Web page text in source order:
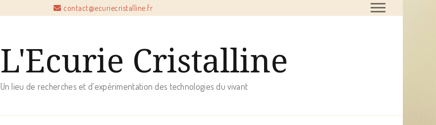
contact@ecuriecristalline.fr
L'Ecurie Cristalline
Un lieu de recherches et d'expérimentation des technologies du vivant